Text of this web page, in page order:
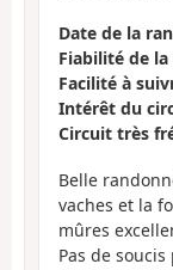
Date de la
Fiabilité de
Facilité à
Intérêt du
Circuit très
Belle
vaches et la
mûres
Pas de